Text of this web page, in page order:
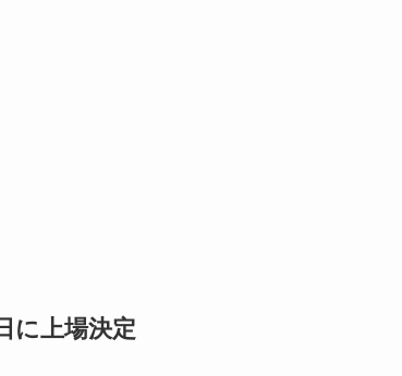
に上場決定